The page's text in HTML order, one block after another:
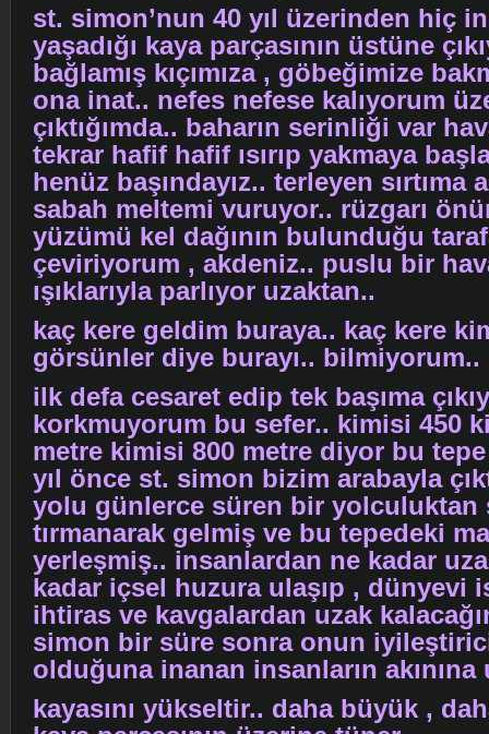
st. simon’nun 40 yıl üzerinden hiç
yaşadığı kaya parçasının üstüne
bağlamış kıçımıza , göbeğimize
ona inat.. nefes nefese kalıyorum
çıktığımda.. baharın serinliği var
tekrar hafif hafif ısırıp yakmaya
henüz başındayız.. terleyen sırtıma
sabah meltemi vuruyor.. rüzgarı
yüzümü kel dağının bulunduğu
çeviriyorum , akdeniz.. puslu bir
ışıklarıyla parlıyor uzaktan..
kaç kere geldim buraya.. kaç kere
görsünler diye burayı.. bilmiyorum..
ilk defa cesaret edip tek başıma
korkmuyorum bu sefer.. kimisi 450
metre kimisi 800 metre diyor bu
yıl önce st. simon bizim arabayla
yolu günlerce süren bir yolculuktan
tırmanarak gelmiş ve bu tepedeki
yerleşmiş.. insanlardan ne kadar
kadar içsel huzura ulaşıp , dünyevi
ihtiras ve kavgalardan uzak
simon bir süre sonra onun
olduğuna inanan insanların akınına
kayasını yükseltir.. daha büyük ,